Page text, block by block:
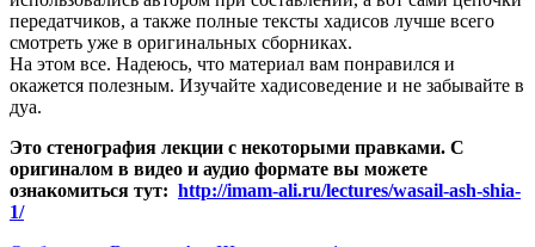
передатчиков, а также полные тексты хадисов лучше всего
смотреть уже в оригинальных сборниках.
На этом все. Надеюсь, что материал вам понравился и
окажется полезным. Изучайте хадисоведение и не забывайте в
дуа.
Это стенография лекции с некоторыми правками. С
оригиналом в видео и аудио формате вы можете
ознакомиться тут: http://imam-ali.ru/lectures/wasail-ash-shia-
1/